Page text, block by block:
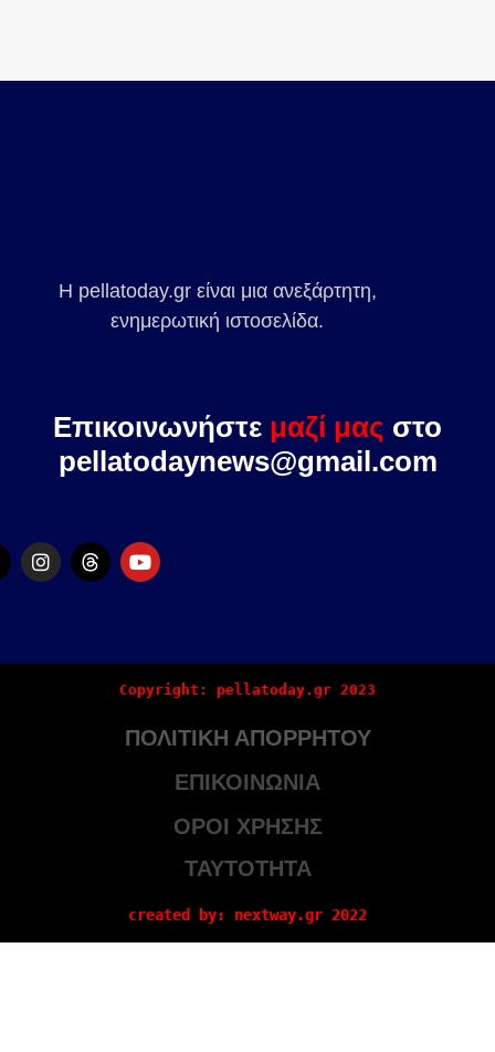
Η pellatoday.gr είναι μια ανεξάρτητη,
ενημερωτική ιστοσελίδα.
Επικοινωνήστε μαζί μας στο
pellatodaynews@gmail.com
Copyright: pellatoday.gr 2023
ΠΟΛΙΤΙΚΗ ΑΠΟΡΡΗΤΟΥ
ΕΠΙΚΟΙΝΩΝΙΑ
ΟΡΟΙ ΧΡΗΣΗΣ
ΤΑΥΤΟΤΗΤΑ
created by: nextway.gr 2022